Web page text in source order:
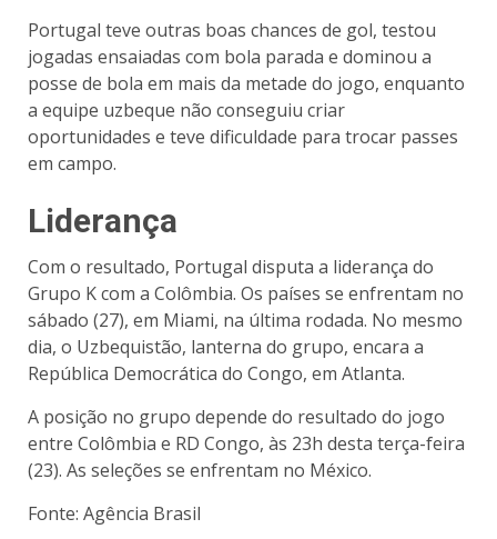
Portugal teve outras boas chances de gol, testou
jogadas ensaiadas com bola parada e dominou a
posse de bola em mais da metade do jogo, enquanto
a equipe uzbeque não conseguiu criar
oportunidades e teve dificuldade para trocar passes
em campo.
Liderança
Com o resultado, Portugal disputa a liderança do
Grupo K com a Colômbia. Os países se enfrentam no
sábado (27), em Miami, na última rodada. No mesmo
dia, o Uzbequistão, lanterna do grupo, encara a
República Democrática do Congo, em Atlanta.
A posição no grupo depende do resultado do jogo
entre Colômbia e RD Congo, às 23h desta terça-feira
(23). As seleções se enfrentam no México.
Fonte: Agência Brasil